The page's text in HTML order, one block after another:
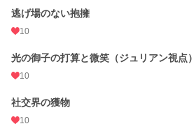
逃げ場のない抱擁
10
光の御子の打算と微笑（ジュリアン視点）
10
社交界の獲物
10